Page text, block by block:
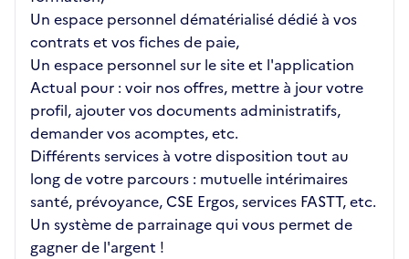
Un espace personnel dématérialisé dédié à vos
contrats et vos fiches de paie,
Un espace personnel sur le site et l'application
Actual pour : voir nos offres, mettre à jour votre
profil, ajouter vos documents administratifs,
demander vos acomptes, etc.
Différents services à votre disposition tout au
long de votre parcours : mutuelle intérimaires
santé, prévoyance, CSE Ergos, services FASTT, etc.
Un système de parrainage qui vous permet de
gagner de l'argent !